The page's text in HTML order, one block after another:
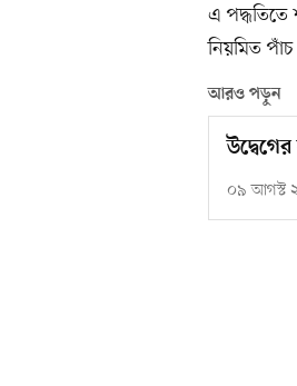
এ পদ্ধতিতে
নিয়মিত
আরও পড়ুন
০৯ আগস্ট